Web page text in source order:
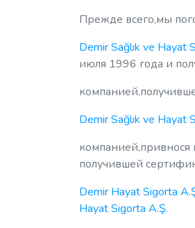
Прежде всего,мы
Demir Sağlık ve Hayat
июля 1996 года и
Demir Sağlık ve Hayat
компанией,привнося
получившей
Demir Hayat Sigorta
Hayat Sigorta A.Ş.